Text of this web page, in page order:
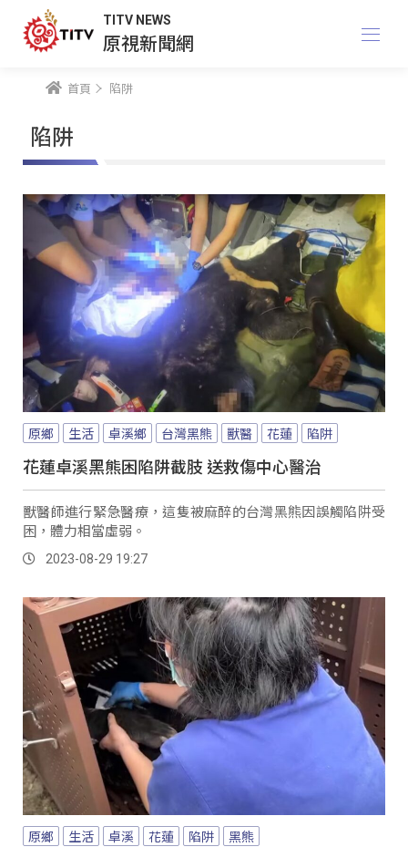
TITV NEWS
原視新聞網
首頁 陷阱
陷阱
原鄉 生活 卓溪鄉 台灣黑熊 獸醫 花蓮 陷阱
花蓮卓溪黑熊困陷阱截肢 送救傷中心醫治
獸醫師進行緊急醫療，這隻被麻醉的台灣黑熊因誤觸陷阱受
困，體力相當虛弱。
2023-08-29 19:27
原鄉 生活 卓溪 花蓮 陷阱 黑熊